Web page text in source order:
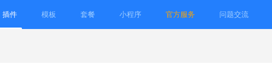
插件 模板 套餐 小程序 官方服务 问题交流